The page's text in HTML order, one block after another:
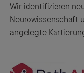
Wir identifizieren
Neurowissenschaft
angelegte